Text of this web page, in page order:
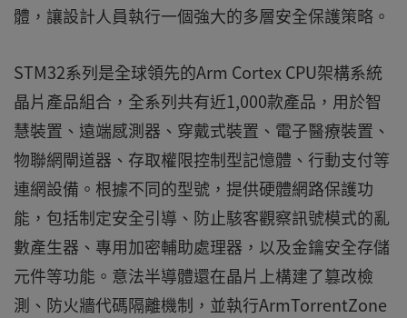
體，讓設計人員執行一個強大的多層安全保護策略。
STM32系列是全球領先的Arm Cortex CPU架構系統
晶片產品組合，全系列共有近1,000款產品，用於智
慧裝置、遠端感測器、穿戴式裝置、電子醫療裝置、
物聯網閘道器、存取權限控制型記憶體、行動支付等
連網設備。根據不同的型號，提供硬體網路保護功
能，包括制定安全引導、防止駭客觀察訊號模式的亂
數產生器、專用加密輔助處理器，以及金鑰安全存儲
元件等功能。意法半導體還在晶片上構建了篡改檢
測、防火牆代碼隔離機制，並執行ArmTorrentZone